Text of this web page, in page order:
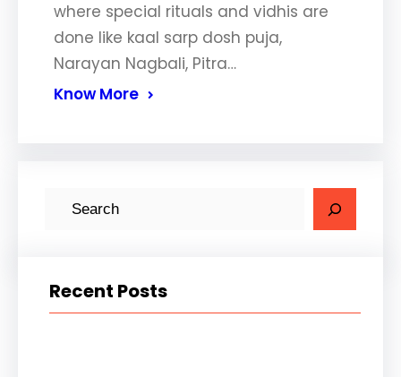
where special rituals and vidhis are
done like kaal sarp dosh puja,
Narayan Nagbali, Pitra…
Know More
cRecent Posts